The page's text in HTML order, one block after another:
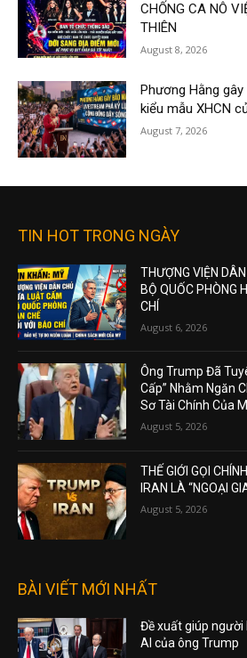
CHỐNG CA NÔ
THIÊN
August 8, 2026
Phương Hằng
kiểu mẫu XHCN
August 7, 2026
TIN HOT TRONG NGÀY
THƯỢNG VIỆN
BỘ QUỐC PHÒNG
CHÍ
August 6, 2026
Ông Trump Đã
Cấp” Nhằm Ngăn
Sơ Tài Chính Của
August 5, 2026
THẾ GIỚI GỌI
IRAN LÀ “NGOẠI
August 5, 2026
BÀI VIẾT MỚI NHẤT
Đề xuất giúp
AI của ông Trump